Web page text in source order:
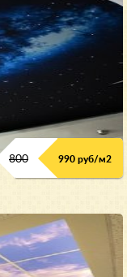
800 990 руб/м2